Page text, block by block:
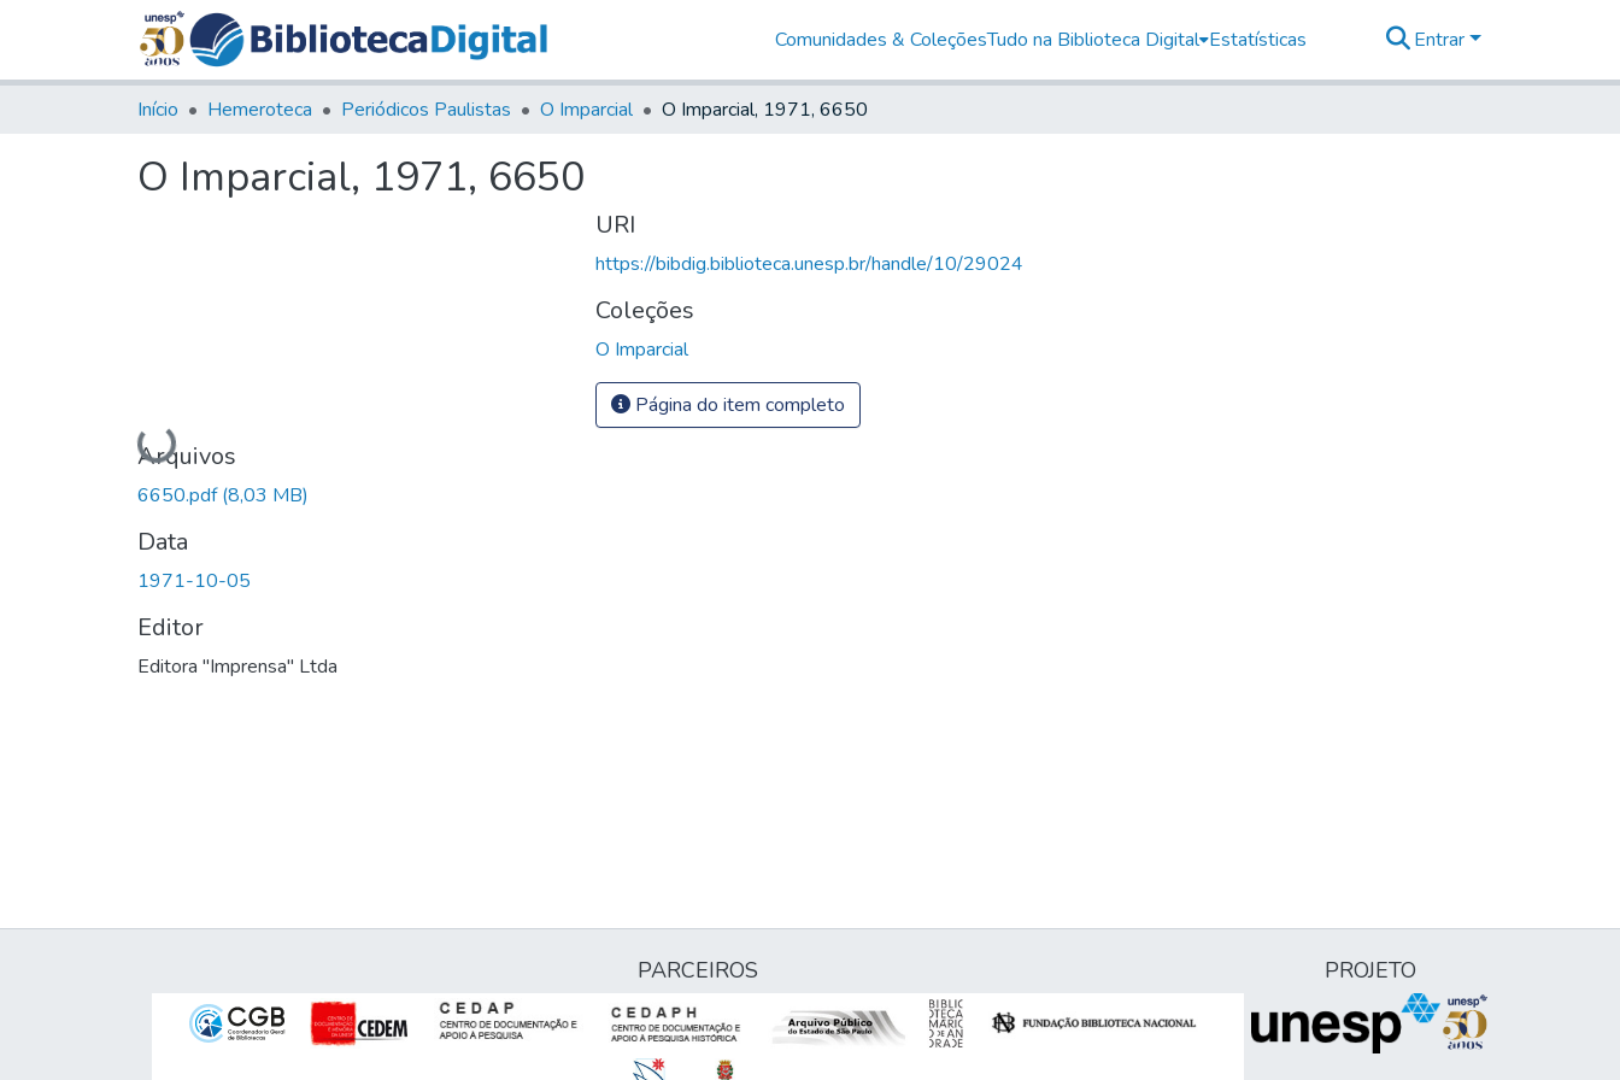
Comunidades & ColeçõesTudo na Biblioteca Digital Estatísticas Entrar
Início Hemeroteca Periódicos Paulistas O Imparcial O Imparcial, 1971, 6650
O Imparcial, 1971, 6650
Carregando...
Arquivos
6650.pdf(8,03 MB)
Data
1971-10-05
Editor
Editora "Imprensa" Ltda
URI
https://bibdig.biblioteca.unesp.br/handle/10/29024
Coleções
O Imparcial
Página do item completo
PARCEIROS PROJETO